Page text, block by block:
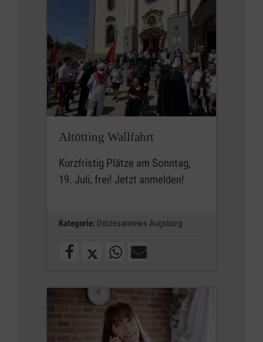
Altötting Wallfahrt
Kurzfristig Plätze am Sonntag,
19. Juli, frei! Jetzt anmelden!
Kategorie: Diözesannews Augsburg